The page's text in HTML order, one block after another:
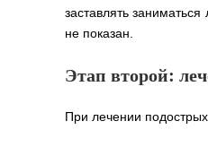
заставлять
не показан.
Этап второй:
При лечении